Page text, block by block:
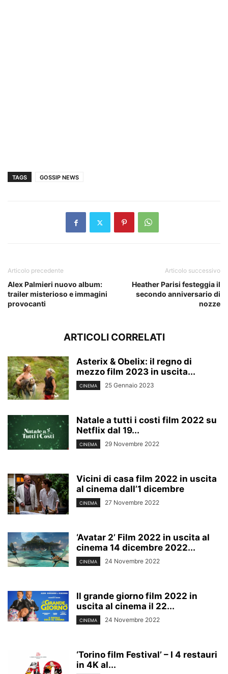
TAGS GOSSIP NEWS
Articolo precedente
Alex Palmieri nuovo album:
trailer misterioso e immagini
provocanti
Articolo successivo
Heather Parisi festeggia il
secondo anniversario di
nozze
ARTICOLI CORRELATI
Asterix & Obelix: il regno di
mezzo film 2023 in uscita...
CINEMA 25 Gennaio 2023
Natale a tutti i costi film 2022 su
Netflix dal 19...
CINEMA 29 Novembre 2022
Vicini di casa film 2022 in uscita
al cinema dall’1 dicembre
CINEMA 27 Novembre 2022
‘Avatar 2’ Film 2022 in uscita al
cinema 14 dicembre 2022...
CINEMA 24 Novembre 2022
Il grande giorno film 2022 in
uscita al cinema il 22...
CINEMA 24 Novembre 2022
‘Torino film Festival’ – I 4 restauri
in 4K al...